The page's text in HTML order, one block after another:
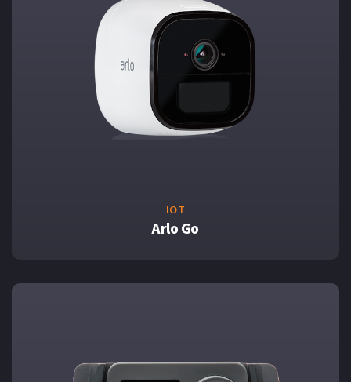
IOT
Arlo Go